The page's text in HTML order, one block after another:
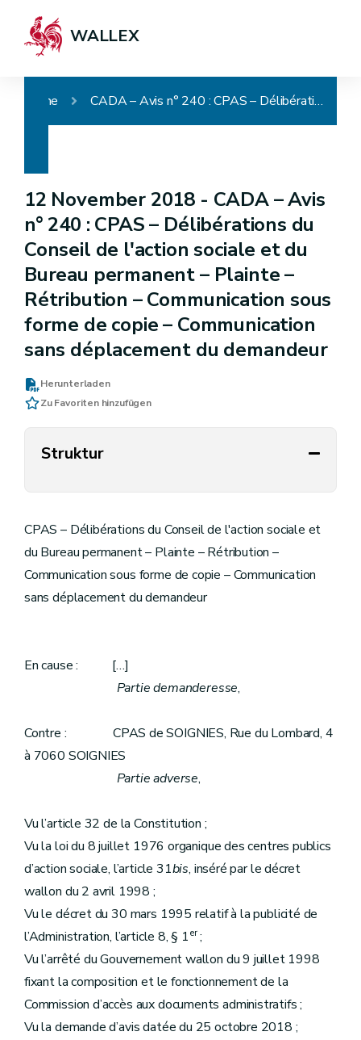
WALLEX
Home CADA – Avis n° 240 : CPAS – Délibérations du Conseil de l'action sociale et du Bureau permanent – Plainte – Rétribution – Communication sous forme de copie – Communication sans déplacement du demandeur
12 November 2018 - CADA – Avis
n° 240 : CPAS – Délibérations du
Conseil de l'action sociale et du
Bureau permanent – Plainte –
Rétribution – Communication sous
forme de copie – Communication
sans déplacement du demandeur
Herunterladen
Zu Favoriten hinzufügen
Struktur
CPAS – Délibérations du Conseil de l'action sociale et
du Bureau permanent – Plainte – Rétribution –
Communication sous forme de copie – Communication
sans déplacement du demandeur
En cause : […]
Partie demanderesse,
Contre : CPAS de SOIGNIES, Rue du Lombard, 4
à 7060 SOIGNIES
Partie adverse,
Vu l’article 32 de la Constitution ;
Vu la loi du 8 juillet 1976 organique des centres publics
d’action sociale, l’article 31bis, inséré par le décret
wallon du 2 avril 1998 ;
Vu le décret du 30 mars 1995 relatif à la publicité de
l’Administration, l’article 8, § 1er;
Vu l’arrêté du Gouvernement wallon du 9 juillet 1998
fixant la composition et le fonctionnement de la
Commission d’accès aux documents administratifs ;
Vu la demande d’avis datée du 25 octobre 2018 ;